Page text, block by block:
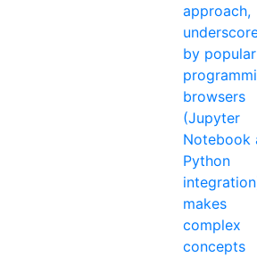
approach,
by popular
browsers
(Jupyter
Notebook
Python
makes
complex
concepts